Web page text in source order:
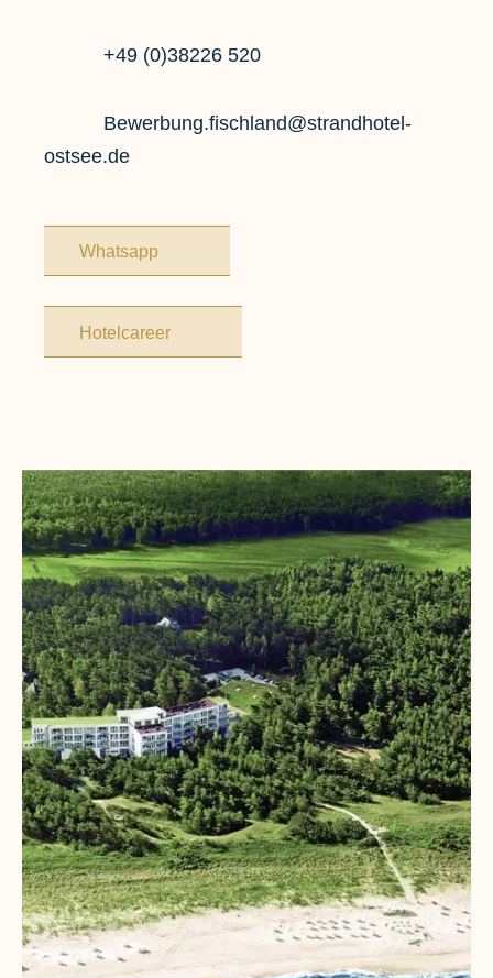
+49 (0)38226 520
Bewerbung.fischland@strandhotel-
ostsee.de
Whatsapp
Hotelcareer